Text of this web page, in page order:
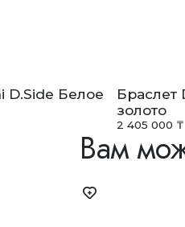
D.Side Белое
Браслет
золото
2 405 000 ₸
Вам